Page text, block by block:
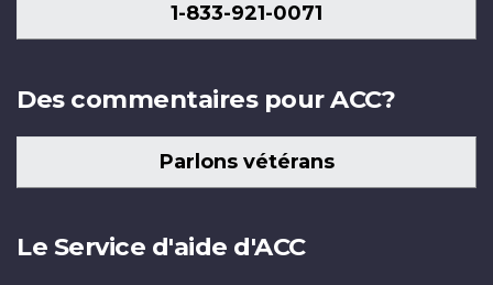
1-833-921-0071
Des commentaires pour ACC?
Parlons vétérans
Le Service d'aide d'ACC